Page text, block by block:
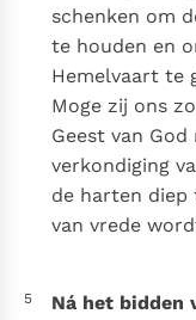
schenken om
te houden en
Hemelvaart te
Moge zij ons
Geest van
verkondiging
de harten diep
van vrede
5
Ná het bidden